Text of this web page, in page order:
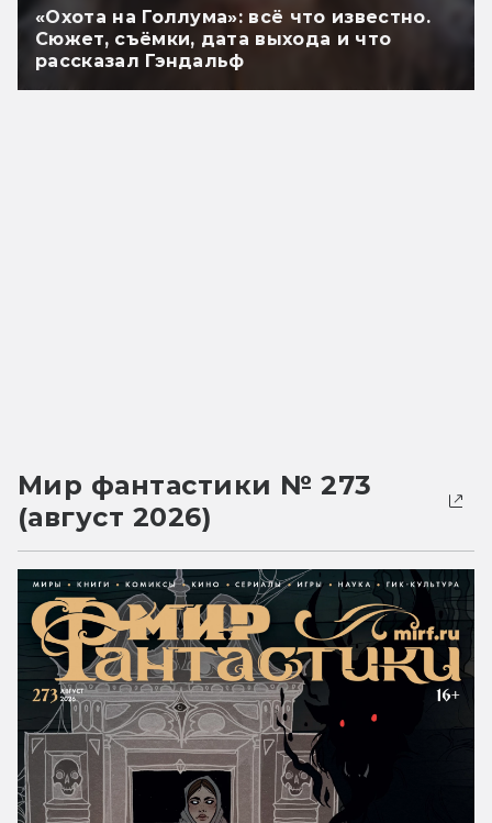
«Охота на Голлума»: всё что известно.
Сюжет, съёмки, дата выхода и что
рассказал Гэндальф
Мир фантастики № 273
(август 2026)